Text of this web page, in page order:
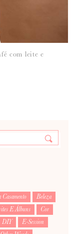
com leite e
Casamento
Beleza
E Álbuns
Cor
DIY
E-Session